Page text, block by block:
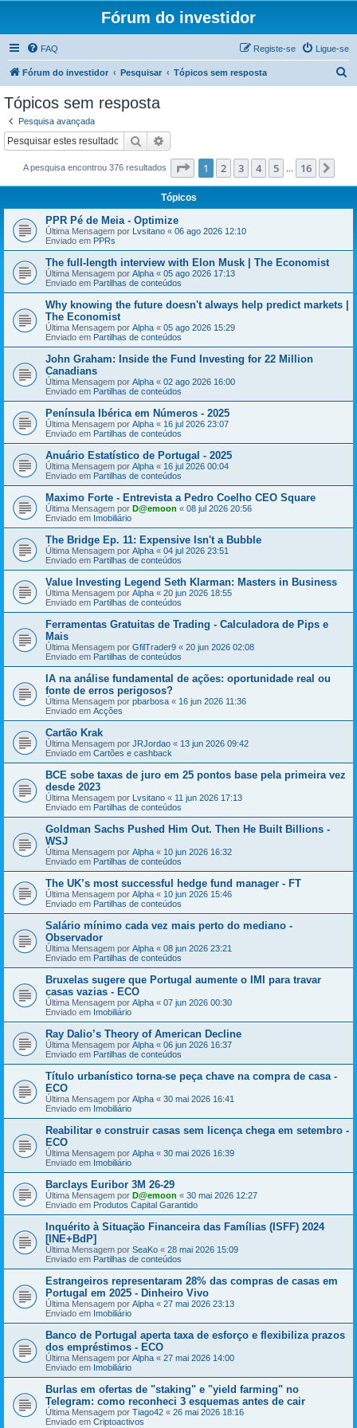
Fórum do investidor
FAQ Ligue-se
Registe-se
Fórum do investidor Pesquisar Tópicos sem resposta
s
Tópicos sem resposta
Pesquisa avançada
Pesquisar
A pesquisa encontrou 376 resultados Página de 16
1 2 3 4 5 16
Tópicos
PPR Pé de Meia - Optimize
Última Mensagem por Lvsitano « 06 ago 2026 12:10
Enviado em PPRs
The full-length interview with Elon Musk | The Economist
Última Mensagem por Alpha « 05 ago 2026 17:13
Enviado em Partilhas de conteúdos
Why knowing the future doesn't always help predict markets |
The Economist
Última Mensagem por Alpha « 05 ago 2026 15:29
Enviado em Partilhas de conteúdos
John Graham: Inside the Fund Investing for 22 Million
Canadians
Última Mensagem por Alpha « 02 ago 2026 16:00
Enviado em Partilhas de conteúdos
Península Ibérica em Números - 2025
Última Mensagem por Alpha « 16 jul 2026 23:07
Enviado em Partilhas de conteúdos
Anuário Estatístico de Portugal - 2025
Última Mensagem por Alpha « 16 jul 2026 00:04
Enviado em Partilhas de conteúdos
Maximo Forte - Entrevista a Pedro Coelho CEO Square
Última Mensagem por D@emoon « 08 jul 2026 20:56
Enviado em Imobiliário
The Bridge Ep. 11: Expensive Isn't a Bubble
Última Mensagem por Alpha « 04 jul 2026 23:51
Enviado em Partilhas de conteúdos
Value Investing Legend Seth Klarman: Masters in Business
Última Mensagem por Alpha « 20 jun 2026 18:55
Enviado em Partilhas de conteúdos
Ferramentas Gratuitas de Trading - Calculadora de Pips e
Mais
Última Mensagem por GfilTrader9 « 20 jun 2026 02:08
Enviado em Partilhas de conteúdos
IA na análise fundamental de ações: oportunidade real ou
fonte de erros perigosos?
Última Mensagem por pbarbosa « 16 jun 2026 11:36
Enviado em Acções
Cartão Krak
Última Mensagem por JRJordao « 13 jun 2026 09:42
Enviado em Cartões e cashback
BCE sobe taxas de juro em 25 pontos base pela primeira vez
desde 2023
Última Mensagem por Lvsitano « 11 jun 2026 17:13
Enviado em Partilhas de conteúdos
Goldman Sachs Pushed Him Out. Then He Built Billions -
WSJ
Última Mensagem por Alpha « 10 jun 2026 16:32
Enviado em Partilhas de conteúdos
The UK’s most successful hedge fund manager - FT
Última Mensagem por Alpha « 10 jun 2026 15:46
Enviado em Partilhas de conteúdos
Salário mínimo cada vez mais perto do mediano -
Observador
Última Mensagem por Alpha « 08 jun 2026 23:21
Enviado em Partilhas de conteúdos
Bruxelas sugere que Portugal aumente o IMI para travar
casas vazias - ECO
Última Mensagem por Alpha « 07 jun 2026 00:30
Enviado em Imobiliário
Ray Dalio’s Theory of American Decline
Última Mensagem por Alpha « 06 jun 2026 16:37
Enviado em Partilhas de conteúdos
Título urbanístico torna-se peça chave na compra de casa -
ECO
Última Mensagem por Alpha « 30 mai 2026 16:41
Enviado em Imobiliário
Reabilitar e construir casas sem licença chega em setembro -
ECO
Última Mensagem por Alpha « 30 mai 2026 16:39
Enviado em Imobiliário
Barclays Euribor 3M 26-29
Última Mensagem por D@emoon « 30 mai 2026 12:27
Enviado em Produtos Capital Garantido
Inquérito à Situação Financeira das Famílias (ISFF) 2024
[INE+BdP]
Última Mensagem por SeaKo « 28 mai 2026 15:09
Enviado em Partilhas de conteúdos
Estrangeiros representaram 28% das compras de casas em
Portugal em 2025 - Dinheiro Vivo
Última Mensagem por Alpha « 27 mai 2026 23:13
Enviado em Imobiliário
Banco de Portugal aperta taxa de esforço e flexibiliza prazos
dos empréstimos - ECO
Última Mensagem por Alpha « 27 mai 2026 14:00
Enviado em Imobiliário
Burlas em ofertas de "staking" e "yield farming" no
Telegram: como reconheci 3 esquemas antes de cair
Última Mensagem por Tiago42 « 26 mai 2026 18:16
Enviado em Criptoactivos